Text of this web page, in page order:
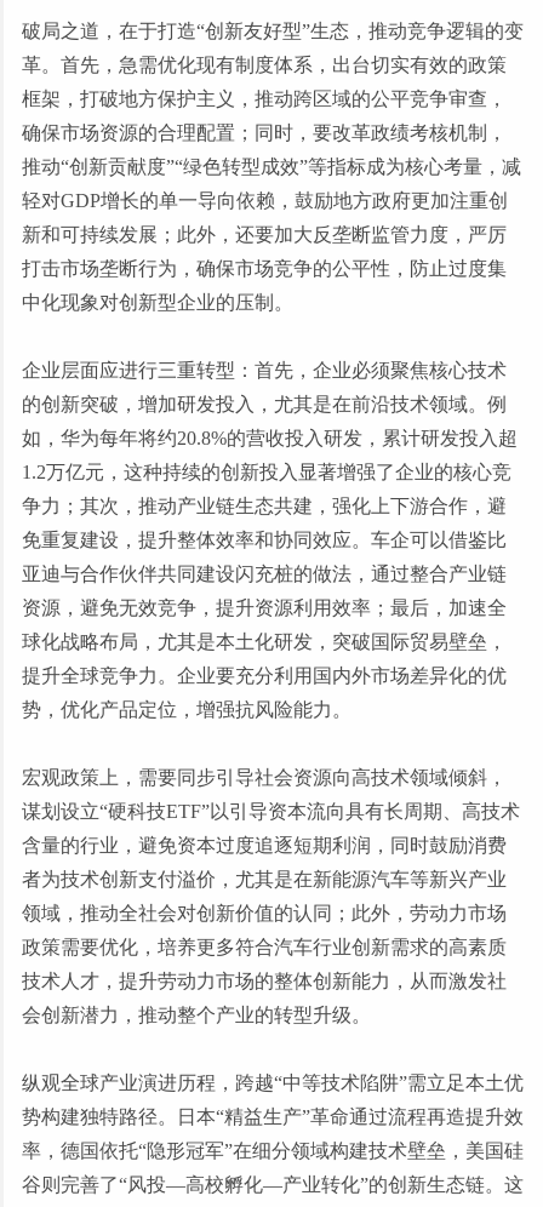
破局之道，在于打造“创新友好型”生态，推动竞争逻辑的变
革。首先，急需优化现有制度体系，出台切实有效的政策
框架，打破地方保护主义，推动跨区域的公平竞争审查，
确保市场资源的合理配置；同时，要改革政绩考核机制，
推动“创新贡献度”“绿色转型成效”等指标成为核心考量，减
轻对GDP增长的单一导向依赖，鼓励地方政府更加注重创
新和可持续发展；此外，还要加大反垄断监管力度，严厉
打击市场垄断行为，确保市场竞争的公平性，防止过度集
中化现象对创新型企业的压制。
企业层面应进行三重转型：首先，企业必须聚焦核心技术
的创新突破，增加研发投入，尤其是在前沿技术领域。例
如，华为每年将约20.8%的营收投入研发，累计研发投入超
1.2万亿元，这种持续的创新投入显著增强了企业的核心竞
争力；其次，推动产业链生态共建，强化上下游合作，避
免重复建设，提升整体效率和协同效应。车企可以借鉴比
亚迪与合作伙伴共同建设闪充桩的做法，通过整合产业链
资源，避免无效竞争，提升资源利用效率；最后，加速全
球化战略布局，尤其是本土化研发，突破国际贸易壁垒，
提升全球竞争力。企业要充分利用国内外市场差异化的优
势，优化产品定位，增强抗风险能力。
宏观政策上，需要同步引导社会资源向高技术领域倾斜，
谋划设立“硬科技ETF”以引导资本流向具有长周期、高技术
含量的行业，避免资本过度追逐短期利润，同时鼓励消费
者为技术创新支付溢价，尤其是在新能源汽车等新兴产业
领域，推动全社会对创新价值的认同；此外，劳动力市场
政策需要优化，培养更多符合汽车行业创新需求的高素质
技术人才，提升劳动力市场的整体创新能力，从而激发社
会创新潜力，推动整个产业的转型升级。
纵观全球产业演进历程，跨越“中等技术陷阱”需立足本土优
势构建独特路径。日本“精益生产”革命通过流程再造提升效
率，德国依托“隐形冠军”在细分领域构建技术壁垒，美国硅
谷则完善了“风投—高校孵化—产业转化”的创新生态链。这